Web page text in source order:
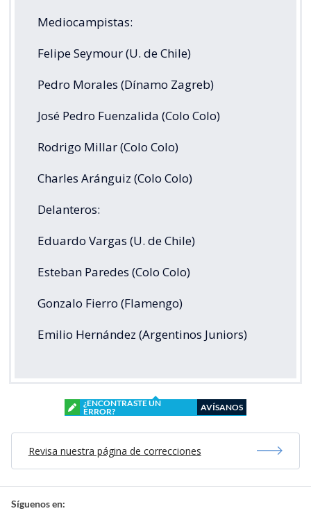
Mediocampistas:
Felipe Seymour (U. de Chile)
Pedro Morales (Dínamo Zagreb)
José Pedro Fuenzalida (Colo Colo)
Rodrigo Millar (Colo Colo)
Charles Aránguiz (Colo Colo)
Delanteros:
Eduardo Vargas (U. de Chile)
Esteban Paredes (Colo Colo)
Gonzalo Fierro (Flamengo)
Emilio Hernández (Argentinos Juniors)
¿ENCONTRASTE UN
ERROR?
AVÍSANOS
Revisa nuestra página de correcciones
Síguenos en: